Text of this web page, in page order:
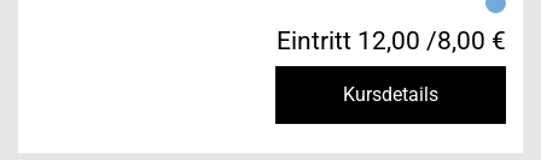
Eintritt 12,00 /8,00 €
Kursdetails